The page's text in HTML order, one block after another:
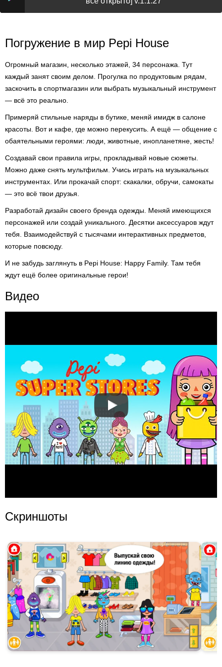
Погружение в мир Pepi House
Огромный магазин, несколько этажей, 34 персонажа. Тут
каждый занят своим делом. Прогулка по продуктовым рядам,
заскочить в спортмагазин или выбрать музыкальный инструмент
— всё это реально.
Примеряй стильные наряды в бутике, меняй имидж в салоне
красоты. Вот и кафе, где можно перекусить. А ещё — общение с
обаятельными героями: люди, животные, инопланетяне, жесть!
Создавай свои правила игры, прокладывай новые сюжеты.
Можно даже снять мультфильм. Учись играть на музыкальных
инструментах. Или прокачай спорт: скакалки, обручи, самокаты
— это всё твои друзья.
Разработай дизайн своего бренда одежды. Меняй имеющихся
персонажей или создай уникального. Десятки аксессуаров ждут
тебя. Взаимодействуй с тысячами интерактивных предметов,
которые повсюду.
И не забудь заглянуть в Pepi House: Happy Family. Там тебя
ждут ещё более оригинальные герои!
Видео
Скриншоты